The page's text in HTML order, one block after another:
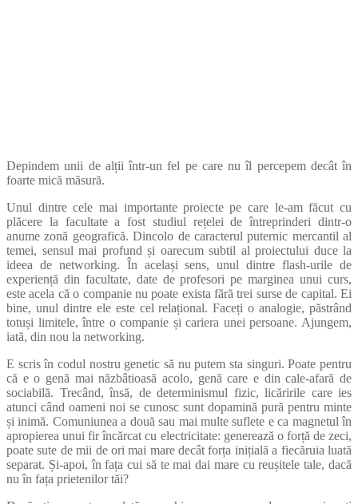
Depindem unii de alții într-un fel pe care nu îl percepem decât în
foarte mică măsură.
Unul dintre cele mai importante proiecte pe care le-am făcut cu
plăcere la facultate a fost studiul rețelei de întreprinderi dintr-o
anume zonă geografică. Dincolo de caracterul puternic mercantil al
temei, sensul mai profund și oarecum subtil al proiectului duce la
ideea de networking. În același sens, unul dintre flash-urile de
experiență din facultate, date de profesori pe marginea unui curs,
este acela că o companie nu poate exista fără trei surse de capital. Ei
bine, unul dintre ele este cel relațional. Faceți o analogie, păstrând
totuși limitele, între o companie și cariera unei persoane. Ajungem,
iată, din nou la networking.
E scris în codul nostru genetic să nu putem sta singuri. Poate pentru
că e o genă mai năzbâtioasă acolo, genă care e din cale-afară de
sociabilă. Trecând, însă, de determinismul fizic, licăririle care ies
atunci când oameni noi se cunosc sunt dopamină pură pentru minte
și inimă. Comuniunea a două sau mai multe suflete e ca magnetul în
apropierea unui fir încărcat cu electricitate: generează o forță de zeci,
poate sute de mii de ori mai mare decât forța inițială a fiecăruia luată
separat. Și-apoi, în fața cui să te mai dai mare cu reușitele tale, dacă
nu în fața prietenilor tăi?